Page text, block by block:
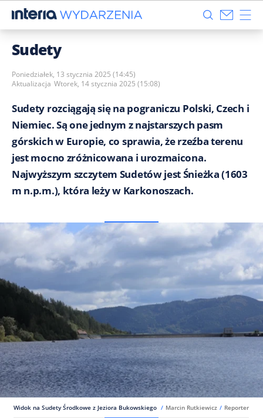
Sudety
Poniedziałek, 13 stycznia 2025 (14:45)
Aktualizacja Wtorek, 14 stycznia 2025 (15:08)
Sudety rozciągają się na pograniczu Polski, Czech i
Niemiec. Są one jednym z najstarszych pasm
górskich w Europie, co sprawia, że rzeźba terenu
jest mocno zróżnicowana i urozmaicona.
Najwyższym szczytem Sudetów jest Śnieżka (1603
m n.p.m.), która leży w Karkonoszach.
Widok na Sudety Środkowe z Jeziora Bukowskiego / Marcin Rutkiewicz / Reporter